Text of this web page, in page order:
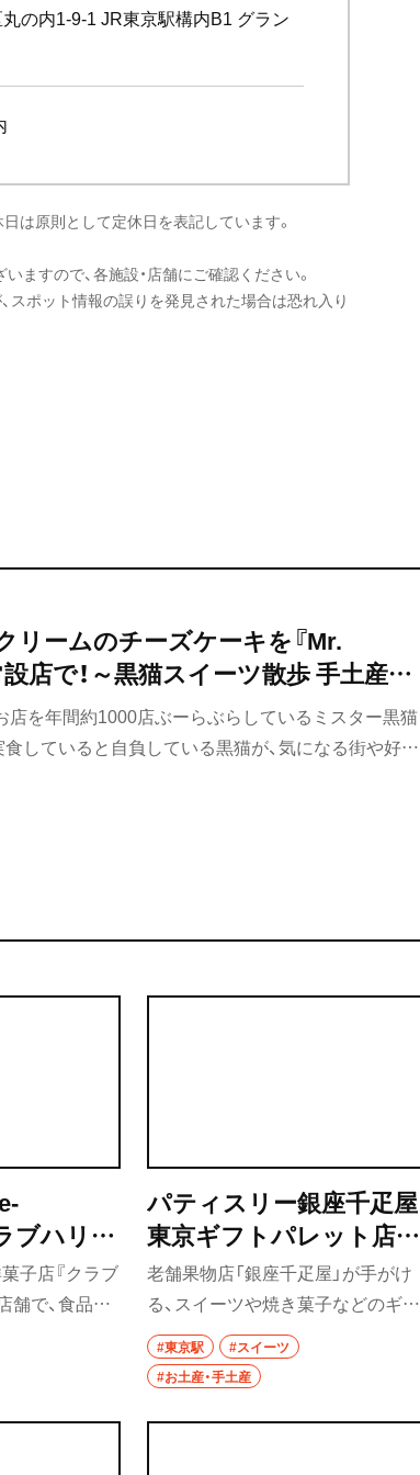
の内1-9-1 JR東京駅構内B1 グラン
は原則として定休日を表記しています。
ますので、各施設・店舗にご確認ください。
ポット情報の誤りを発見された場合は恐れ入り
リームのチーズケーキを『Mr.
店で！～黒猫スイーツ散歩 手土産編
店を年間約1000店ぶーらぶらしているミスター黒猫
していると自負している黒猫が、気になる街や好き
土産スイーツをご紹介します。今回は、東京駅で購
の手土産はもちろんですが、自分へのごほうび手土
ブハリエ
）
子店『クラブ
舗で、食品ロ
に配慮した
ズのバーム
しているのは
というバー
パティスリー銀座千疋屋
東京ギフトパレット店
（パティスリーぎんざせ
んびきや とうきょうギ
フトパレットてん）
老舗果物店「銀座千疋屋」が手がけ
る、スイーツや焼き菓子などのギフ
トに特化したブランドの東京駅
店。銀座フルーツサンド、フルーツ
オムレットの2品が東京駅限定で人
気だ。
#東京駅
#スイーツ
#お土産・手土産